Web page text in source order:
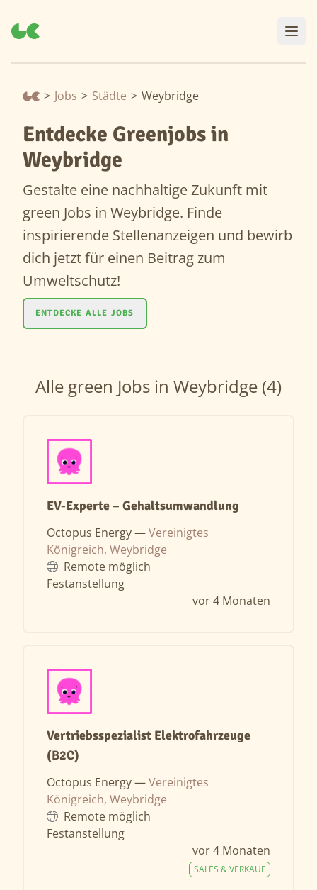
> Jobs > Städte > Weybridge
Entdecke Greenjobs in
Weybridge
Gestalte eine nachhaltige Zukunft mit
green Jobs in Weybridge. Finde
inspirierende Stellenanzeigen und bewirb
dich jetzt für einen Beitrag zum
Umweltschutz!
ENTDECKE ALLE JOBS
Alle green Jobs in Weybridge (4)
EV-Experte – Gehaltsumwandlung
Octopus Energy —Vereinigtes
Königreich, Weybridge
Remote möglich
Festanstellung
vor 4 Monaten
Vertriebsspezialist Elektrofahrzeuge
(B2C)
Octopus Energy —Vereinigtes
Königreich, Weybridge
Remote möglich
Festanstellung
vor 4 Monaten
SALES & VERKAUF